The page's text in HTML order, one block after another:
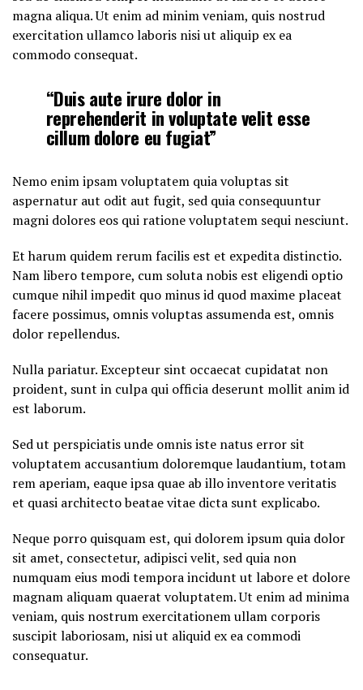
magna aliqua. Ut enim ad minim veniam, quis nostrud
exercitation ullamco laboris nisi ut aliquip ex ea
commodo consequat.
“Duis aute irure dolor in
reprehenderit in voluptate velit esse
cillum dolore eu fugiat”
Nemo enim ipsam voluptatem quia voluptas sit
aspernatur aut odit aut fugit, sed quia consequuntur
magni dolores eos qui ratione voluptatem sequi nesciunt.
Et harum quidem rerum facilis est et expedita distinctio.
Nam libero tempore, cum soluta nobis est eligendi optio
cumque nihil impedit quo minus id quod maxime placeat
facere possimus, omnis voluptas assumenda est, omnis
dolor repellendus.
Nulla pariatur. Excepteur sint occaecat cupidatat non
proident, sunt in culpa qui officia deserunt mollit anim id
est laborum.
Sed ut perspiciatis unde omnis iste natus error sit
voluptatem accusantium doloremque laudantium, totam
rem aperiam, eaque ipsa quae ab illo inventore veritatis
et quasi architecto beatae vitae dicta sunt explicabo.
Neque porro quisquam est, qui dolorem ipsum quia dolor
sit amet, consectetur, adipisci velit, sed quia non
numquam eius modi tempora incidunt ut labore et dolore
magnam aliquam quaerat voluptatem. Ut enim ad minima
veniam, quis nostrum exercitationem ullam corporis
suscipit laboriosam, nisi ut aliquid ex ea commodi
consequatur.